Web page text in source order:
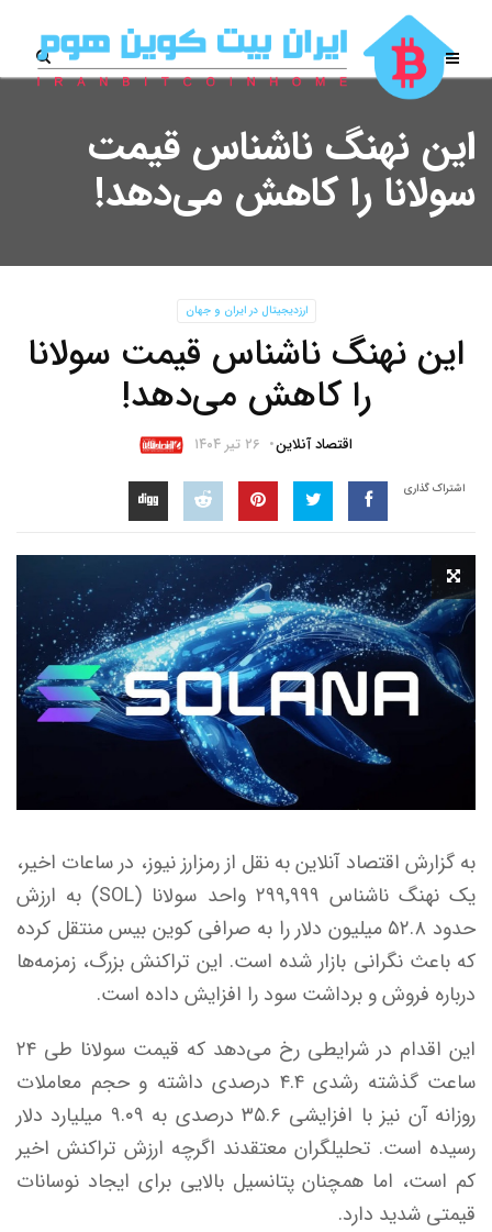
این نهنگ ناشناس قیمت
سولانا را کاهش می‌دهد!
ارزدیجیتال در ایران و جهان
این نهنگ ناشناس قیمت سولانا
را کاهش می‌دهد!
اقتصاد آنلاین ۲۶ تیر ۱۴۰۴
اشتراک گذاری
به گزارش اقتصاد آنلاین به نقل از رمزارز نیوز، در ساعات اخیر،
یک نهنگ ناشناس ۲۹۹٬۹۹۹ واحد سولانا (SOL) به ارزش
حدود ۵۲.۸ میلیون دلار را به صرافی کوین بیس منتقل کرده
که باعث نگرانی بازار شده است. این تراکنش بزرگ، زمزمه‌ها
درباره فروش و برداشت سود را افزایش داده است.
این اقدام در شرایطی رخ می‌دهد که قیمت سولانا طی ۲۴
ساعت گذشته رشدی ۴.۴ درصدی داشته و حجم معاملات
روزانه آن نیز با افزایشی ۳۵.۶ درصدی به ۹.۰۹ میلیارد دلار
رسیده است. تحلیلگران معتقدند اگرچه ارزش تراکنش اخیر
کم است، اما همچنان پتانسیل بالایی برای ایجاد نوسانات
قیمتی شدید دارد.